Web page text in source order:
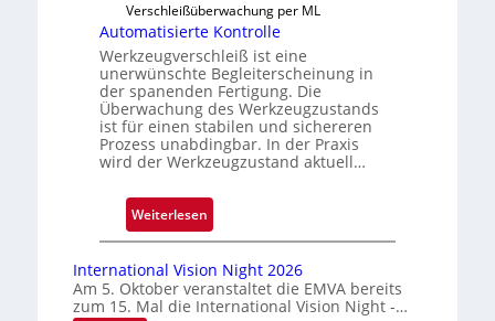
s
i
g
e
D
r
u
k
m
r
k
Verschleißüberwachung per ML
Automatisierte Kontrolle
Werkzeugverschleiß ist eine
unerwünschte Begleiterscheinung in
der spanenden Fertigung. Die
Überwachung des Werkzeugzustands
ist für einen stabilen und sichereren
Prozess unabdingbar. In der Praxis
wird der Werkzeugzustand aktuell…
Weiterlesen:
A
t
o
International Vision Night 2026
Am 5. Oktober veranstaltet die EMVA bereits
zum 15. Mal die International Vision Night -…